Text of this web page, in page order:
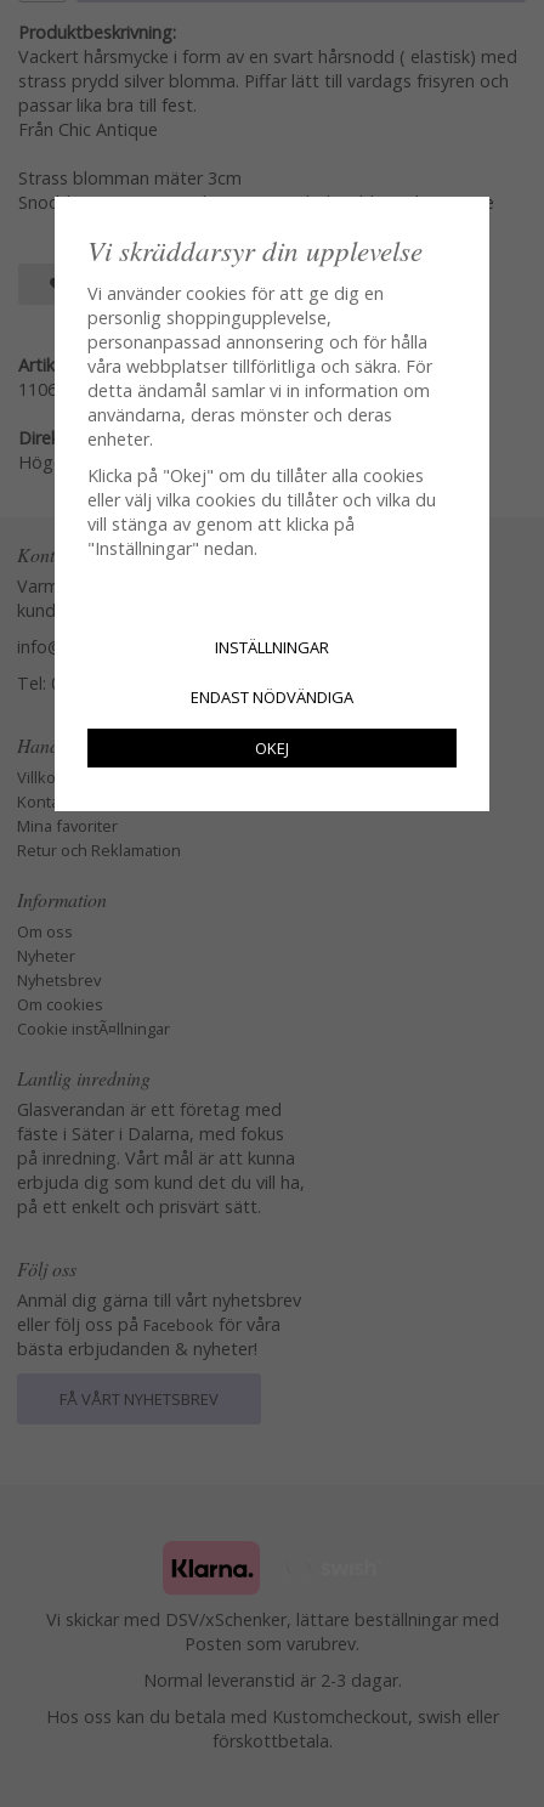
Produktbeskrivning:
Vackert hårsmycke i form av en svart hårsnodd ( elastisk) med
strass prydd silver blomma. Piffar lätt till vardags frisyren och
passar lika bra till fest.
Från Chic Antique
Strass blomman mäter 3cm
Snodden mäter 6cm rakt över osträkt kan bli mycket större
SPARA SOM FAVORIT
Artikelnummer:
11067-00
Direktlänk:
Högerklicka och kopiera adressen
Kontakta oss
Varmt välkommen att kontakta vår
kundtjänst.
info@glasverandan.se
Tel: 079-3495968
Handla
Villkor
Kontakta oss
Mina favoriter
Retur och Reklamation
Information
Om oss
Nyheter
Nyhetsbrev
Om cookies
Cookie instÃ¤llningar
Lantlig inredning
Glasverandan är ett företag med
fäste i Säter i Dalarna, med fokus
på inredning. Vårt mål är att kunna
erbjuda dig som kund det du vill ha,
på ett enkelt och prisvärt sätt.
Följ oss
Anmäl dig gärna till vårt nyhetsbrev
eller följ oss på Facebook för våra
bästa erbjudanden & nyheter!
FÅ VÅRT NYHETSBREV
Vi skickar med DSV/xSchenker, lättare beställningar med
Posten som varubrev.
Normal leveranstid är 2-3 dagar.
Hos oss kan du betala med Kustomcheckout, swish eller
förskottbetala.
Vi skräddarsyr din upplevelse
Vi använder cookies för att ge dig en
personlig shoppingupplevelse,
personanpassad annonsering och för hålla
våra webbplatser tillförlitliga och säkra. För
detta ändamål samlar vi in information om
användarna, deras mönster och deras
enheter.
Klicka på "Okej" om du tillåter alla cookies
eller välj vilka cookies du tillåter och vilka du
vill stänga av genom att klicka på
"Inställningar" nedan.
INSTÄLLNINGAR
ENDAST NÖDVÄNDIGA
OKEJ